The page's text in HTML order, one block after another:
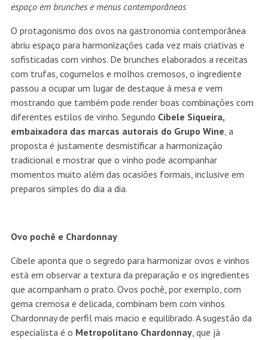
espaço em brunches e menus contemporâneos
O protagonismo dos ovos na gastronomia contemporânea
abriu espaço para harmonizações cada vez mais criativas e
sofisticadas com vinhos. De brunches elaborados a receitas
com trufas, cogumelos e molhos cremosos, o ingrediente
passou a ocupar um lugar de destaque à mesa e vem
mostrando que também pode render boas combinações com
diferentes estilos de vinho. Segundo Cibele Siqueira,
embaixadora das marcas autorais do Grupo Wine, a
proposta é justamente desmistificar a harmonização
tradicional e mostrar que o vinho pode acompanhar
momentos muito além das ocasiões formais, inclusive em
preparos simples do dia a dia.
Ovo pochê e Chardonnay
Cibele aponta que o segredo para harmonizar ovos e vinhos
está em observar a textura da preparação e os ingredientes
que acompanham o prato. Ovos pochê, por exemplo, com
gema cremosa e delicada, combinam bem com vinhos
Chardonnay de perfil mais macio e equilibrado. A sugestão da
especialista é o Metropolitano Chardonnay, que já